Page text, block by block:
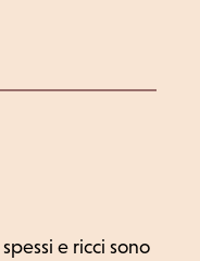
e ricci sono